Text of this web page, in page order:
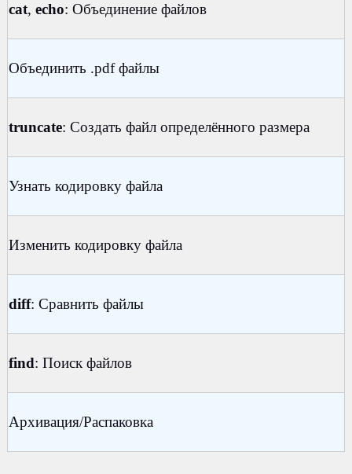
cat, echo: Объединение файлов
Объединить .pdf файлы
truncate: Создать файл определённого размера
Узнать кодировку файла
Изменить кодировку файла
diff: Сравнить файлы
find: Поиск файлов
Архивация/Распаковка